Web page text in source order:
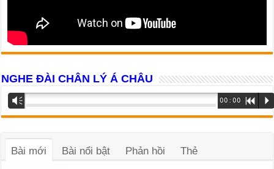
NGHE ĐÀI CHÂN LÝ Á CHÂU
Trình
phát
âm
Vm 00:00 R P
Bài mới Bài nổi bật Phản hồi Thẻ